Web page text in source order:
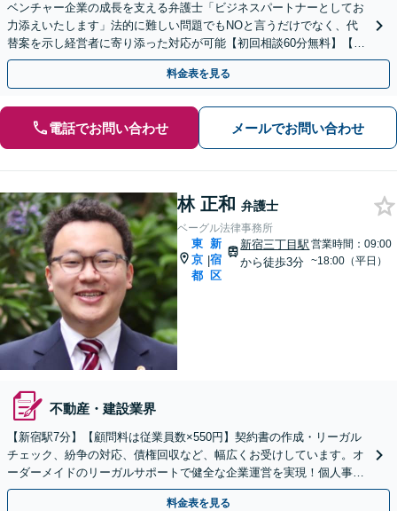
ベンチャー企業の成長を支える弁護士「ビジネスパートナーとしてお
力添えいたします」法的に難しい問題でもNOと言うだけでなく、代
替案を示し経営者に寄り添った対応が可能【初回相談60分無料】【弁
護士直通電話相談可】【来所不要】【夜間・休日面談可】
料金表を見る
電話でお問い合わせ メールでお問い合わせ
林 正和 弁護士
ベーグル法律事務所
東
京
都
|
新
宿
区
新宿三丁目駅
から徒歩3分
営業時間：09:00
~18:00（平日）
不動産・建設業界
【新宿駅7分】【顧問料は従業員数×550円】契約書の作成・リーガル
チェック、紛争の対応、債権回収など、幅広くお受けしています。オ
ーダーメイドのリーガルサポートで健全な企業運営を実現！個人事業
主・フリーランスの方もお気軽にご相談ください。
料金表を見る